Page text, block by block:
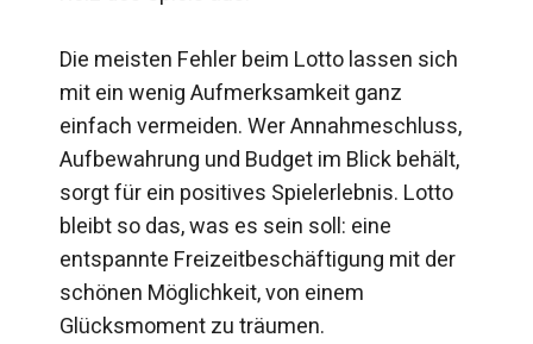
Die meisten Fehler beim Lotto lassen sich
mit ein wenig Aufmerksamkeit ganz
einfach vermeiden. Wer Annahmeschluss,
Aufbewahrung und Budget im Blick behält,
sorgt für ein positives Spielerlebnis. Lotto
bleibt so das, was es sein soll: eine
entspannte Freizeitbeschäftigung mit der
schönen Möglichkeit, von einem
Glücksmoment zu träumen.